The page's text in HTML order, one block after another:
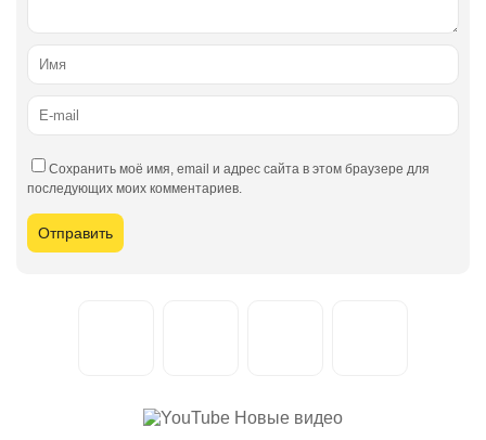
Сохранить моё имя, email и адрес сайта в этом браузере для
последующих моих комментариев.
Новые видео